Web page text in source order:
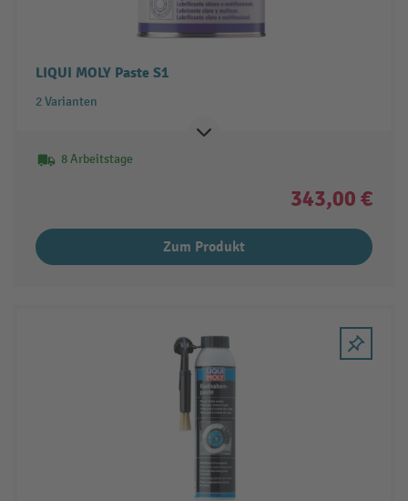
LIQUI MOLY Paste S1
2 Varianten
8 Arbeitstage
343,00 €
Zum Produkt